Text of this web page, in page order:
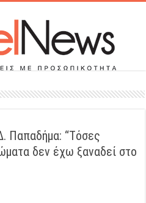
Παπαδήμα: “Tόσες
δεν έχω ξαναδεί στο